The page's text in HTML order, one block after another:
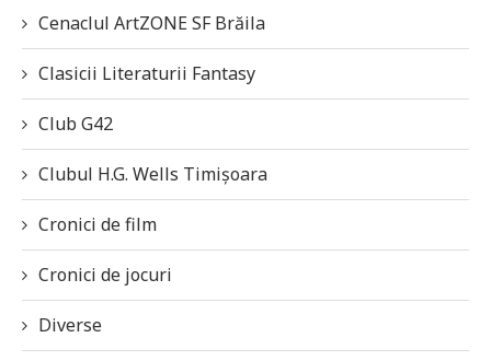
Cenaclul ArtZONE SF Brăila
Clasicii Literaturii Fantasy
Club G42
Clubul H.G. Wells Timișoara
Cronici de film
Cronici de jocuri
Diverse